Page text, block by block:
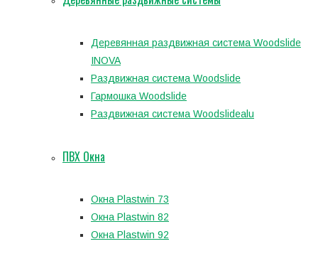
Деревянная раздвижная система Woodslide
INOVA
Раздвижная система Woodslide
Гармошка Woodslide
Раздвижная система Woodslidealu
ПВХ Окна
Окна Plastwin 73
Окна Plastwin 82
Окна Plastwin 92